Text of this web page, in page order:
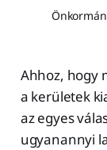
Ahhoz, hogy
a kerületek
az egyes
ugyanannyi